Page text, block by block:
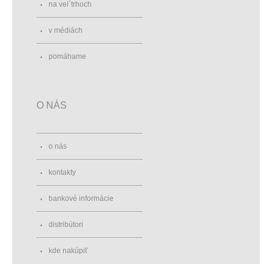
na vel´trhoch
v médiách
pomáhame
O NÁS
o nás
kontakty
bankové informácie
distribútori
kde nakúpiť